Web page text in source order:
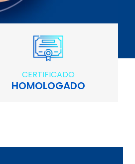
CERTIFICADO
HOMOLOGADO